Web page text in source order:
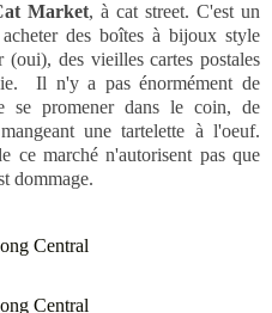
Market, à cat street. C'est un
des boîtes à bijoux style
des vieilles cartes postales
Il n'y a pas énormément de
se promener dans le coin, de
une tartelette à l'oeuf.
ce marché n'autorisent pas que
dommage.